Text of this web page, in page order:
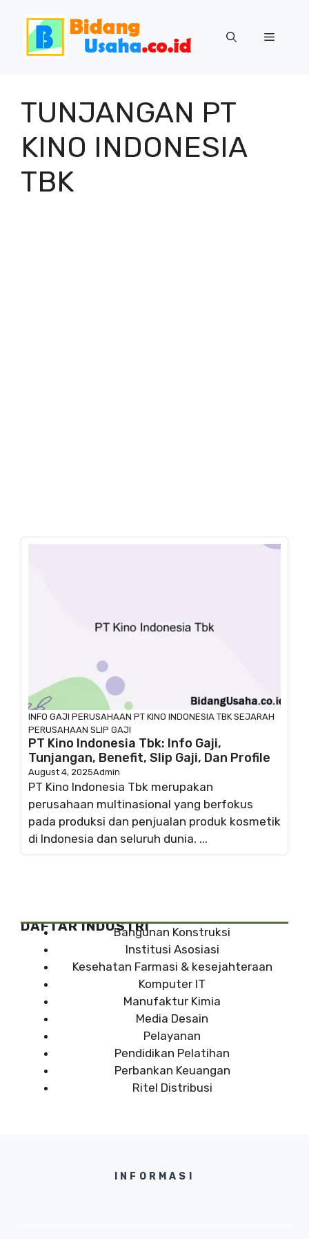
Menu
TUNJANGAN PT
KINO INDONESIA
TBK
INFO GAJI PERUSAHAAN PT KINO INDONESIA TBK SEJARAH
PERUSAHAAN SLIP GAJI
PT Kino Indonesia Tbk: Info Gaji,
Tunjangan, Benefit, Slip Gaji, Dan Profile
August 4, 2025Admin
PT Kino Indonesia Tbk merupakan
perusahaan multinasional yang berfokus
pada produksi dan penjualan produk kosmetik
di Indonesia dan seluruh dunia. ...
DAFTAR INDUSTRIBangunan Konstruksi
Institusi Asosiasi
Kesehatan Farmasi & kesejahteraan
Komputer IT
Manufaktur Kimia
Media Desain
Pelayanan
Pendidikan Pelatihan
Perbankan Keuangan
Ritel Distribusi
INFORMASI